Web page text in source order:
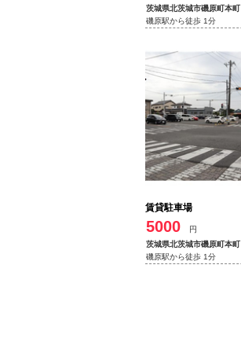
茨城県北茨城市磯原町本町
磯原駅から徒歩 1分
賃貸駐車場
5000
円
茨城県北茨城市磯原町本町
磯原駅から徒歩 1分